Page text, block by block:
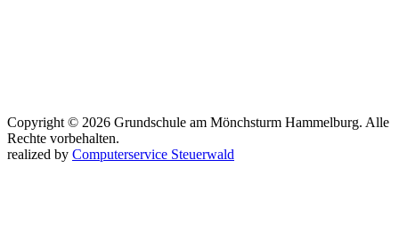
Copyright © 2026 Grundschule am Mönchsturm Hammelburg. Alle
Rechte vorbehalten.
realized by Computerservice Steuerwald